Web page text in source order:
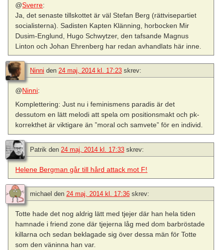
@Sverre:
Ja, det senaste tillskottet är väl Stefan Berg (rättvisepartiet
socialisterna). Sadisten Kapten Klänning, horbocken Mir
Dusim-Englund, Hugo Schwytzer, den tafsande Magnus
Linton och Johan Ehrenberg har redan avhandlats här inne.
Ninni den 24 maj, 2014 kl. 17:23 skrev:
@Ninni:
Komplettering: Just nu i feminismens paradis är det
dessutom en lätt melodi att spela om positionsmakt och pk-
korrekthet är viktigare än ”moral och samvete” för en individ.
Patrik den 24 maj, 2014 kl. 17:33 skrev:
Helene Bergman går till hård attack mot F!
michael den 24 maj, 2014 kl. 17:36 skrev:
Totte hade det nog aldrig lätt med tjejer där han hela tiden
hamnade i friend zone där tjejerna låg med dom barbröstade
killarna och sedan beklagade sig över dessa män för Totte
som den väninna han var.